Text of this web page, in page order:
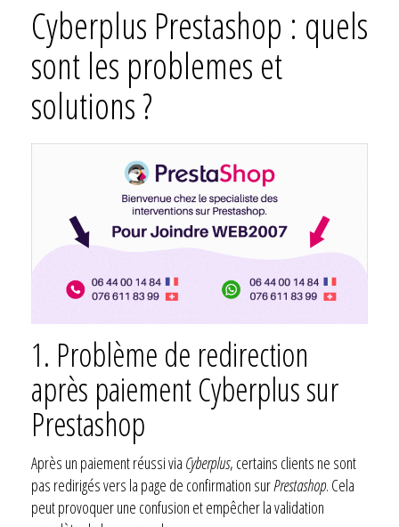
Cyberplus Prestashop : quels
sont les problemes et
solutions ?
1. Problème de redirection
après paiement Cyberplus sur
Prestashop
Après un paiement réussi via Cyberplus, certains clients ne sont
pas redirigés vers la page de confirmation surPrestashop. Cela
peut provoquer une confusion et empêcher la validation